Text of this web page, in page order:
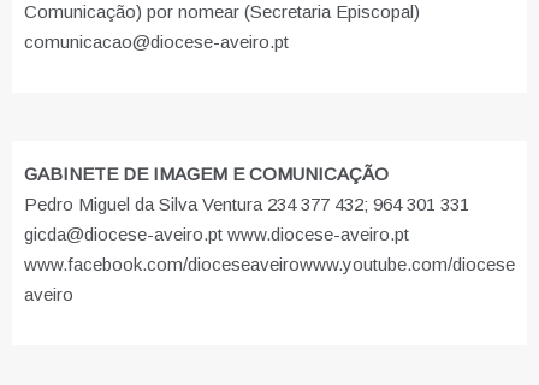
Comunicação) por nomear (Secretaria Episcopal)
comunicacao@diocese-aveiro.pt
GABINETE DE IMAGEM E COMUNICAÇÃO
Pedro Miguel da Silva Ventura 234 377 432; 964 301 331
gicda@diocese-aveiro.pt www.diocese-aveiro.pt
www.facebook.com/dioceseaveirowww.youtube.com/diocese
aveiro